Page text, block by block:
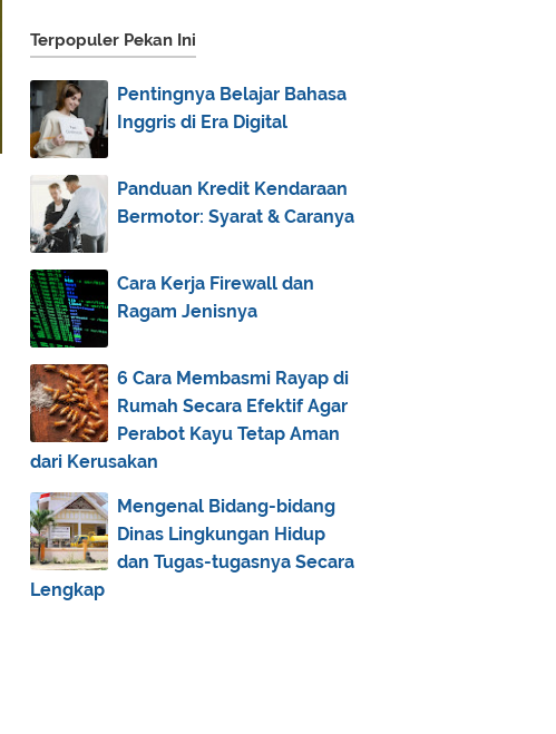
▼ 2013(173)
► December(2)
► November(3)
► October
► September(5)
► August
▼ July
Do’a Halal Bi Halal
Berburu Lailatul Qadar, Malam
1000 Bulan
Lailatul Qadar, Tepatnya Malam 21
atau 27?
Kumpulan Hadits Lailatul Qadar
Kajian Fiqih Romadhon: Sholat Idul
Fitri
Kajian Fiqih Romadhon: Zakat
Fitrah
Terpopuler Pekan Ini
Pentingnya Belajar Bahasa
Inggris di Era Digital
Panduan Kredit Kendaraan
Bermotor: Syarat & Caranya
Cara Kerja Firewall dan
Ragam Jenisnya
6 Cara Membasmi Rayap di
Rumah Secara Efektif Agar
Perabot Kayu Tetap Aman
dari Kerusakan
Mengenal Bidang-bidang
Dinas Lingkungan Hidup
dan Tugas-tugasnya Secara
Lengkap